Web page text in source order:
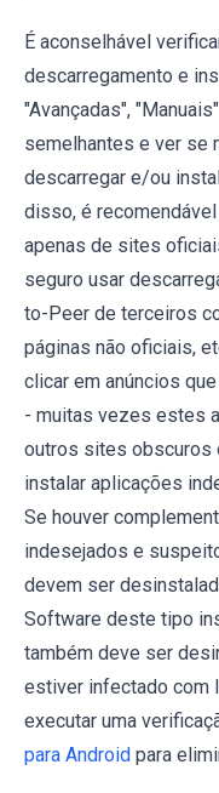
É aconselhável
descarregamento e
"Avançadas",
semelhantes e ver se
descarregar e/ou
disso, é
apenas de sites
seguro usar
to-Peer de terceiros
páginas não oficiais,
clicar em anúncios
- muitas vezes estes
outros sites obscuros
instalar aplicações
Se houver
indesejados e
devem ser
Software deste tipo
também deve ser
estiver infectado com
executar uma
para Android para